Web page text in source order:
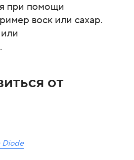
при помощи
воск или сахар.
от
Diode